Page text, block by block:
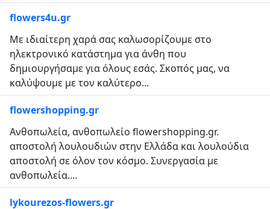
flowers4u.gr
Με ιδιαίτερη χαρά σας καλωσορίζουμε στο
ηλεκτρονικό κατάστημα για άνθη που
δημιουργήσαμε για όλους εσάς. Σκοπός μας, να
καλύψουμε με τον καλύτερο...
flowershopping.gr
Ανθοπωλεία, ανθοπωλείο flowershopping.gr.
αποστολή λουλουδιών στην Ελλάδα και λουλούδια
αποστολή σε όλον τον κόσμο. Συνεργασία με
ανθοπωλεία....
lykourezos-flowers.gr